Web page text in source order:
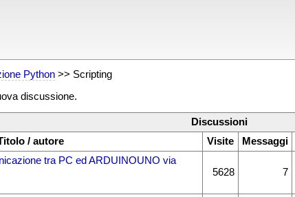
Python>> Scripting
discussione.
Discussioni
/ autore
Visite Messaggi
tra PC ed ARDUINOUNO via
5628 7